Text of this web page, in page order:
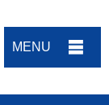
MENU